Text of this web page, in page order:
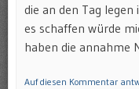
die an den Tag
es schaffen würde
haben die annahme
Auf diesen Kommentar